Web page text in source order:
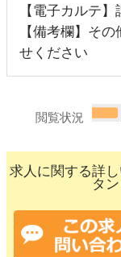
【電子カルテ
【備考欄】そ
せください
閲覧状況
求人に関する詳
タ